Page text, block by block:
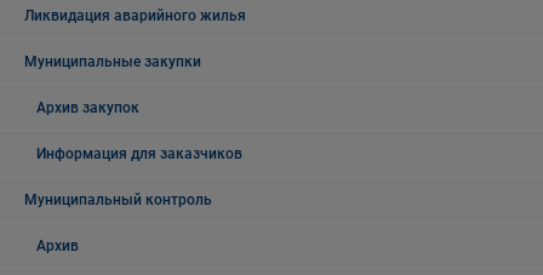
Ликвидация аварийного жилья
Муниципальные закупки
Архив закупок
Информация для заказчиков
Муниципальный контроль
Архив